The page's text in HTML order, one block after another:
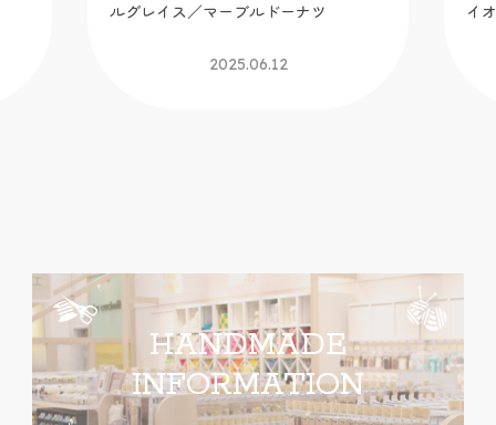
ルグレイス／マーブルドーナツ
2025.06.12
イ
HANDMADE
INFORMATION